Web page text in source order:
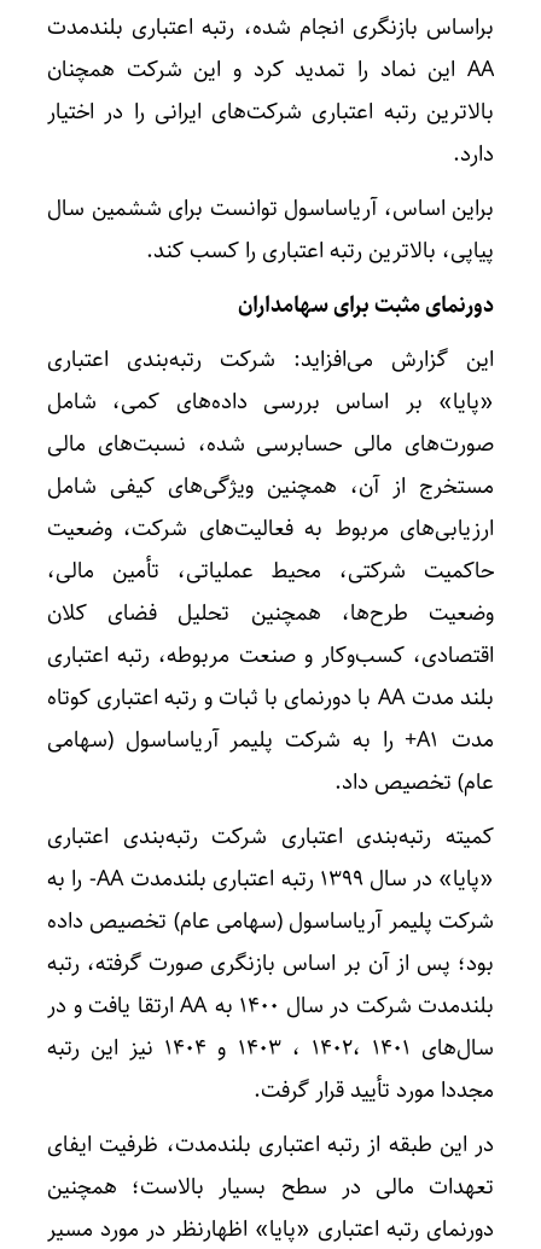
براساس بازنگری انجام شده، رتبه اعتباری بلندمدت
AA این نماد را تمدید کرد و این شرکت همچنان
بالاترین رتبه اعتباری شرکت‌های ایرانی را در اختیار
دارد.
براین اساس، آریاساسول توانست برای ششمین سال
پیاپی، بالاترین رتبه اعتباری را کسب کند.
دورنمای مثبت برای سهامداران
این گزارش می‌افزاید: شرکت رتبه‌بندی اعتباری
«پایا» بر اساس بررسی داده‌های کمی، شامل
صورت‌های مالی حسابرسی شده، نسبت‌های مالی
مستخرج از آن، همچنین ویژگی‌های کیفی شامل
ارزیابی‌های مربوط به فعالیت‌های شرکت، وضعیت
حاکمیت شرکتی، محیط عملیاتی، تأمین مالی،
وضعیت طرح‌ها، همچنین تحلیل فضای کلان
اقتصادی، کسب‌وکار و صنعت مربوطه، رتبه اعتباری
بلند مدت AA با دورنمای با ثبات و رتبه اعتباری کوتاه
مدت A1+ را به شرکت پلیمر آریاساسول (سهامی
عام) تخصیص داد.
کمیته رتبه‌بندی اعتباری شرکت رتبه‌بندی اعتباری
«پایا» در سال ۱۳۹۹ رتبه اعتباری بلندمدت AA- را به
شرکت پلیمر آریاساسول (سهامی عام) تخصیص داده
بود؛ پس از آن بر اساس بازنگری صورت گرفته، رتبه
بلندمدت شرکت در سال ۱۴۰۰ به AA ارتقا یافت و در
سال‌های ۱۴۰۱ ،۱۴۰۲ ، ۱۴۰۳ و ۱۴۰۴ نیز این رتبه
مجددا مورد تأیید قرار گرفت.
در این طبقه از رتبه اعتباری بلندمدت، ظرفیت ایفای
تعهدات مالی در سطح بسیار بالاست؛ همچنین
دورنمای رتبه اعتباری «پایا» اظهارنظر در مورد مسیر